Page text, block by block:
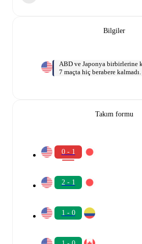
Bilgiler
ABD ve Japonya birbirlerine
7 maçta hiç berabere kalmadı.
Takım formu
0 - 1
2 - 1
1 - 0